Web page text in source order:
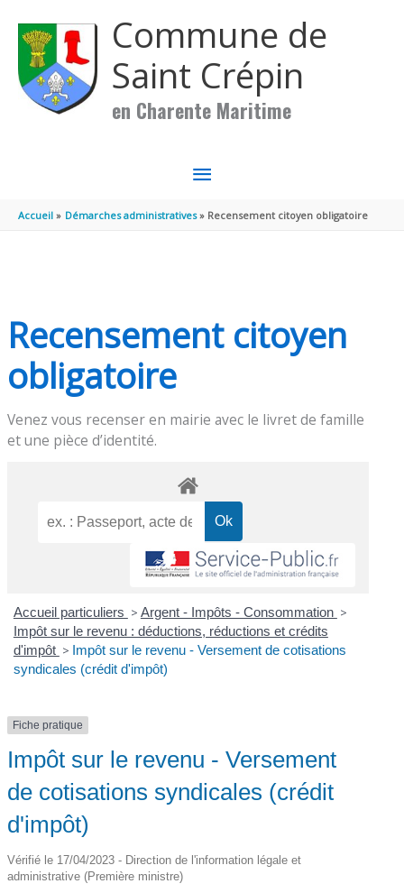
Commune de
Saint Crépin
en Charente Maritime
MENU
PRINCIPAL
Accueil Démarches administratives Recensement citoyen obligatoire
Recensement citoyen
obligatoire
Venez vous recenser en mairie avec le livret de famille
et une pièce d’identité.
Accueil particuliers > Argent - Impôts - Consommation >
Impôt sur le revenu : déductions, réductions et crédits
d'impôt > Impôt sur le revenu - Versement de cotisations
syndicales (crédit d'impôt)
Fiche pratique
Impôt sur le revenu - Versement
de cotisations syndicales (crédit
d'impôt)
Vérifié le 17/04/2023 - Direction de l'information légale et
administrative (Première ministre)